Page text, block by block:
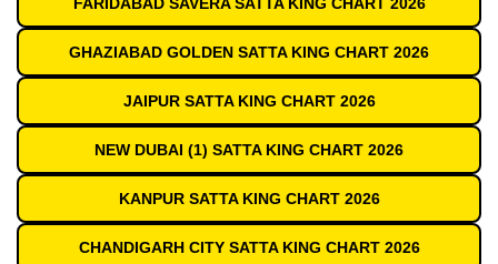
FARIDABAD SAVERA SATTA KING CHART 2026
GHAZIABAD GOLDEN SATTA KING CHART 2026
JAIPUR SATTA KING CHART 2026
NEW DUBAI (1) SATTA KING CHART 2026
KANPUR SATTA KING CHART 2026
CHANDIGARH CITY SATTA KING CHART 2026